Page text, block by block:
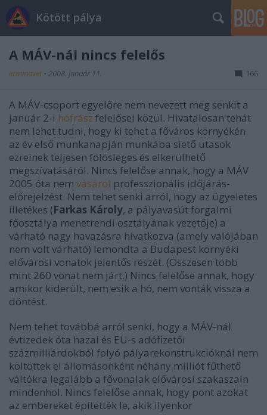
Kötött pálya
A MÁV-nál nincs felelős
erminavet • 2008. január 11. 166
A MÁV-csoport egyelőre nem nevezett meg senkit a
január 2-i hófrász felelősei közül. Hivatalosan tehát
nem lehet tudni, hogy ki tehet a főváros környékén
az év első munkanapján munkába siető utasok
ezreinek teljesen fölösleges és elkerülhető
megszívatásáról. Nincs felelőse annak, hogy a MÁV
2005 óta nem vásárol professzionális időjárás-
előrejelzést. Nem tehet senki arról, hogy az ügyeletes
illetékes (Farkas Károly, a pályavasút forgalmi
főosztálya menetrendi osztályának vezetője) a
várható nagy havazásra hivatkozva (amely valójában
nem volt várható) lemondta a Budapest környéki
elővárosi vonatok jelentős részét. (Összesen több
mint 260 vonat nem járt.) Nincs felelőse annak, hogy
amikor kiderült, nem esik a hó, nem vonták vissza a
döntést.
Nem tehet továbbá arról senki, hogy a MÁV-nál
évtizedek óta hazai és EU-s adófizetői
százmilliárdokból folyó pályarekonstrukcióknál nem
költöttek el állomásonként néhány milliót fűthető
váltókra legalább a fővonalak elővárosi szakaszain
mindenhol. Nincs felelőse annak, hogy pont azokat
az embereket építették le, akik ilyenkor